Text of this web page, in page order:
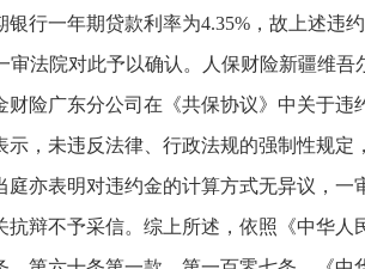
银行一年期贷款利率为4.35%，故上述违
审法院对此予以确认。人保财险新疆维吾
财险广东分公司在《共保协议》中关于违
示，未违反法律、行政法规的强制性规定
庭亦表明对违约金的计算方式无异议，一
抗辩不予采信。综上所述，依照《中华人